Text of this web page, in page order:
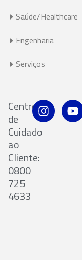
Saúde/Healthcare
Engenharia
Serviços
Centro
de
Cuidado
ao
Cliente:
0800
725
4633